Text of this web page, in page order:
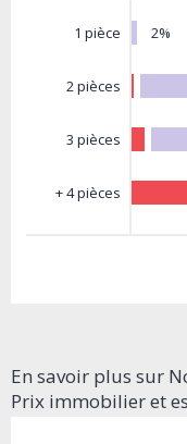
1 pièce
2 pièces
3 pièces
+ 4 pièces
2%
En savoir plus sur
Prix immobilier et